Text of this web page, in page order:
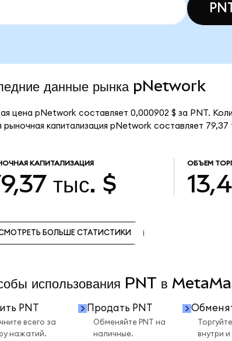
данные рынка pNetwork
цена pNetwork составляет 0,000902 $ за PNT.
капитализация pNetwork составляет 79,37
КАПИТАЛИЗАЦИЯ
тыс. $
ОБЪЕМ
БОЛЬШЕ СТАТИСТИКИ
использования PNT в
PNT
всего за
нажатий.
Продать PNT
Обменяйте PNT на
наличные.
внутри